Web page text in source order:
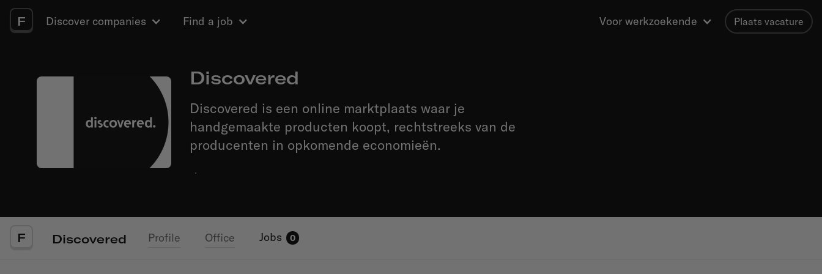
F Discover companies Find a job Voor werkzoekende Plaats vacature
Discovered
Discovered is een online marktplaats waar je
handgemaakte producten koopt, rechtstreeks van de
producenten in opkomende economieën.
·
F Discovered Profile Office Jobs 0